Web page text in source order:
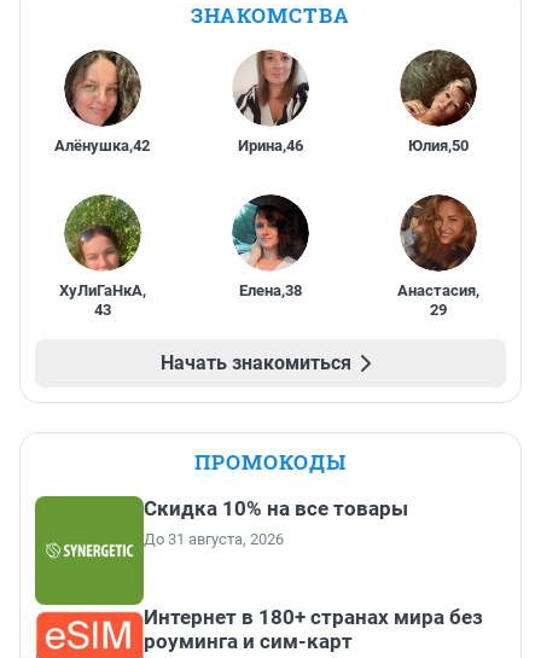
ЗНАКОМСТВА
Алёнушка,42 Ирина,46 Юлия,50
ХуЛиГаНкА,
43
Елена,38 Анастасия,
29
Начать знакомиться
ПРОМОКОДЫ
Скидка 10% на все товары
До 31 августа, 2026
Интернет в 180+ странах мира без
роуминга и сим-карт